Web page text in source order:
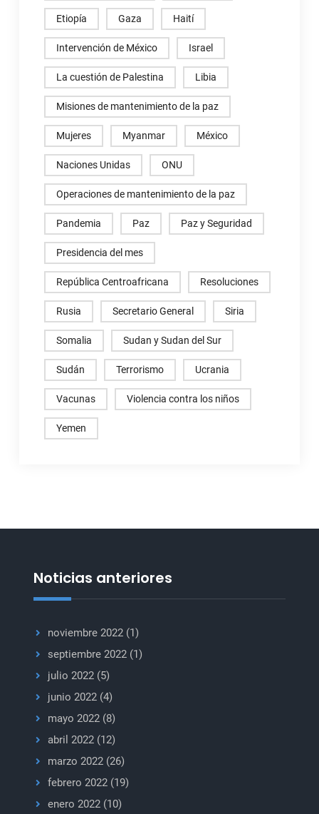
Etiopía Gaza Haití
Intervención de México Israel
La cuestión de Palestina Libia
Misiones de mantenimiento de la paz
Mujeres Myanmar México
Naciones Unidas ONU
Operaciones de mantenimiento de la paz
Pandemia Paz Paz y Seguridad
Presidencia del mes
República Centroafricana Resoluciones
Rusia Secretario General Siria
Somalia Sudan y Sudan del Sur
Sudán Terrorismo Ucrania
Vacunas Violencia contra los niños
Yemen
Noticias anteriores
noviembre 2022(1)
septiembre 2022(1)
julio 2022(5)
junio 2022(4)
mayo 2022(8)
abril 2022(12)
marzo 2022(26)
febrero 2022(19)
enero 2022(10)